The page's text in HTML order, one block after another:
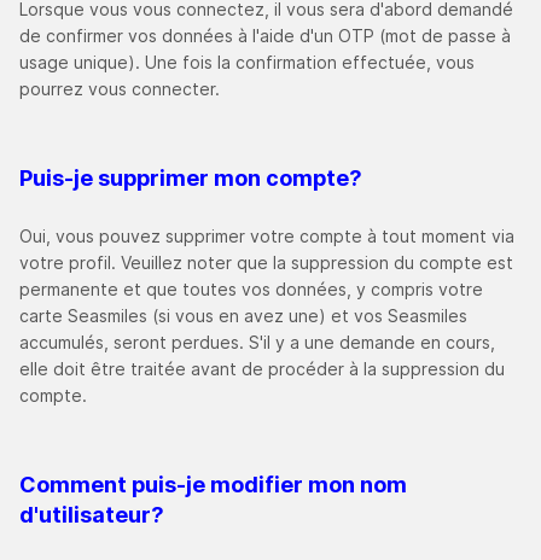
Lorsque vous vous connectez, il vous sera d'abord demandé
de confirmer vos données à l'aide d'un OTP (mot de passe à
usage unique). Une fois la confirmation effectuée, vous
pourrez vous connecter.
Puis-je supprimer mon compte?
Oui, vous pouvez supprimer votre compte à tout moment via
votre profil. Veuillez noter que la suppression du compte est
permanente et que toutes vos données, y compris votre
carte Seasmiles (si vous en avez une) et vos Seasmiles
accumulés, seront perdues. S'il y a une demande en cours,
elle doit être traitée avant de procéder à la suppression du
compte.
Comment puis-je modifier mon nom
d'utilisateur?